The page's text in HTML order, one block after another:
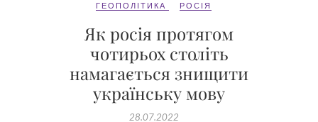
ГЕОПОЛІТИКА РОСІЯ
Як росія протягом
чотирьох століть
намагається знищити
українську мову
28.07.2022